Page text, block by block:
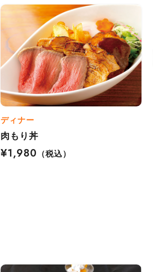
ディナー
肉もり丼
¥1,980
（税込）